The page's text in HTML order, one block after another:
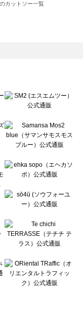
カットソー一覧
モス）のカットソー一覧
トソー一覧
覧